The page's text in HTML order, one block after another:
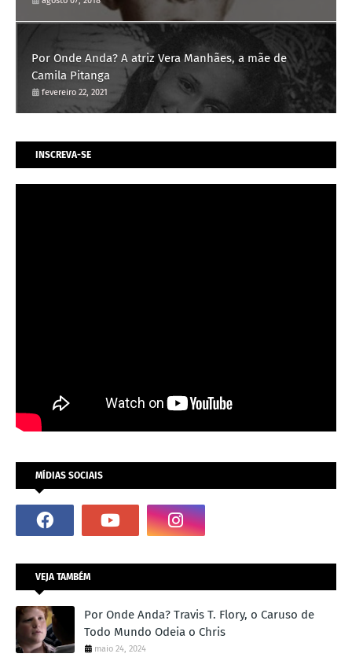
Por Onde Anda? A atriz Vera Manhães, a mãe de
Camila Pitanga
fevereiro 22, 2021
INSCREVA-SE
MÍDIAS SOCIAIS
VEJA TAMBÉM
Por Onde Anda? Travis T. Flory, o Caruso de
Todo Mundo Odeia o Chris
maio 24, 2024